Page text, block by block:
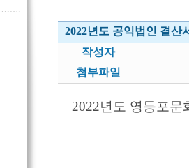
2022년도 공익법인 결산
작성자
첨부파일
2022년도 영등포